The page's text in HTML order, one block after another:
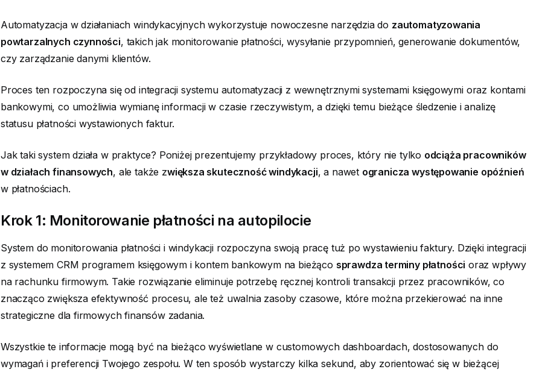
Automatyzacja w działaniach windykacyjnych wykorzystuje nowoczesne narzędzia do zautomatyzowania
powtarzalnych czynności, takich jak monitorowanie płatności, wysyłanie przypomnień, generowanie dokumentów,
czy zarządzanie danymi klientów.
Proces ten rozpoczyna się od integracji systemu automatyzacji z wewnętrznymi systemami księgowymi oraz kontami
bankowymi, co umożliwia wymianę informacji w czasie rzeczywistym, a dzięki temu bieżące śledzenie i analizę
statusu płatności wystawionych faktur.
Jak taki system działa w praktyce? Poniżej prezentujemy przykładowy proces, który nie tylko odciąża pracowników
w działach finansowych, ale także zwiększa skuteczność windykacji, a nawet ogranicza występowanie opóźnień
w płatnościach.
Krok 1: Monitorowanie płatności na autopilocie
System do monitorowania płatności i windykacji rozpoczyna swoją pracę tuż po wystawieniu faktury. Dzięki integracji
z systemem CRM programem księgowym i kontem bankowym na bieżąco sprawdza terminy płatności oraz wpływy
na rachunku firmowym. Takie rozwiązanie eliminuje potrzebę ręcznej kontroli transakcji przez pracowników, co
znacząco zwiększa efektywność procesu, ale też uwalnia zasoby czasowe, które można przekierować na inne
strategiczne dla firmowych finansów zadania.
Wszystkie te informacje mogą być na bieżąco wyświetlane w customowych dashboardach, dostosowanych do
wymagań i preferencji Twojego zespołu. W ten sposób wystarczy kilka sekund, aby zorientować się w bieżącej